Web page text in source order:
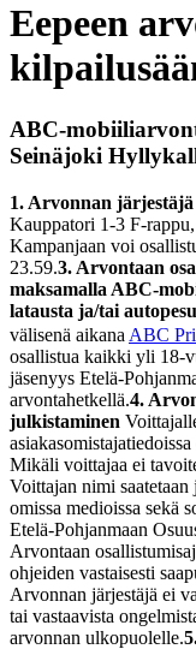
Eepeen
ABC-
Seinäjoki
1. Arvonnan järjestäjä
Kauppatori 1-3 F-
Kampanjaan voi
23.59.3. Arvontaan
maksamalla ABC-
latausta ja/tai
välisenä aikana ABC
osallistua kaikki yli 18-
jäsenyys Etelä-
arvontahetkellä.4.
julkistaminen
Mikäli voittajaa ei
Voittajan nimi
omissa medioissa sekä
Etelä-Pohjanmaan
Arvontaan
ohjeiden vastaisesti
Arvonnan järjestäjä ei
tai vastaavista
arvonnan ulkopuolelle.